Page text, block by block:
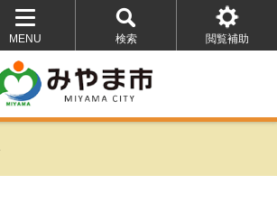
MENU
を
開
く
検索
を
開
く
閲覧補助
を